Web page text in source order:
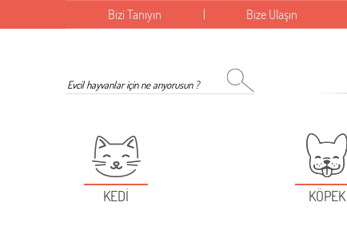
Bizi Tanıyın Bize Ulaşın
KEDİ KÖPEK